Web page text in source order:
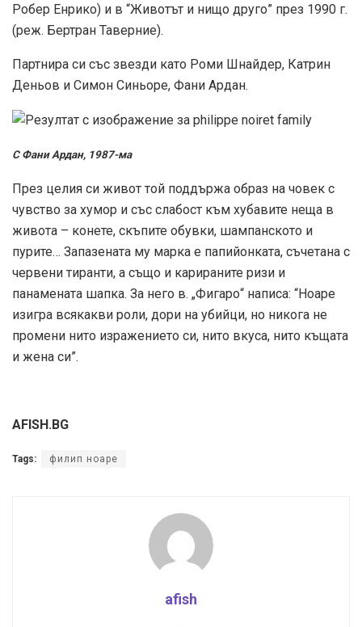
Робер Енрико) и в “Животът и нищо друго” през 1990 г.
(реж. Бертран Таверние).
Партнира си със звезди като Роми Шнайдер, Катрин
Деньов и Симон Синьоре, Фани Ардан.
С Фани Ардан, 1987-ма
През целия си живот той поддържа образ на човек с
чувство за хумор и със слабост към хубавите неща в
живота – конете, скъпите обувки, шампанското и
пурите… Запазената му марка e папийонката, съчетана с
червени тиранти, а също и карираните ризи и
панамената шапка. За него в. „Фигаро“ написа: “Ноаре
изигра всякакви роли, дори на убийци, но никога не
промени нито изражението си, нито вкуса, нито къщата
и жена си”.
AFISH.BG
Tags: филип ноаре
afish